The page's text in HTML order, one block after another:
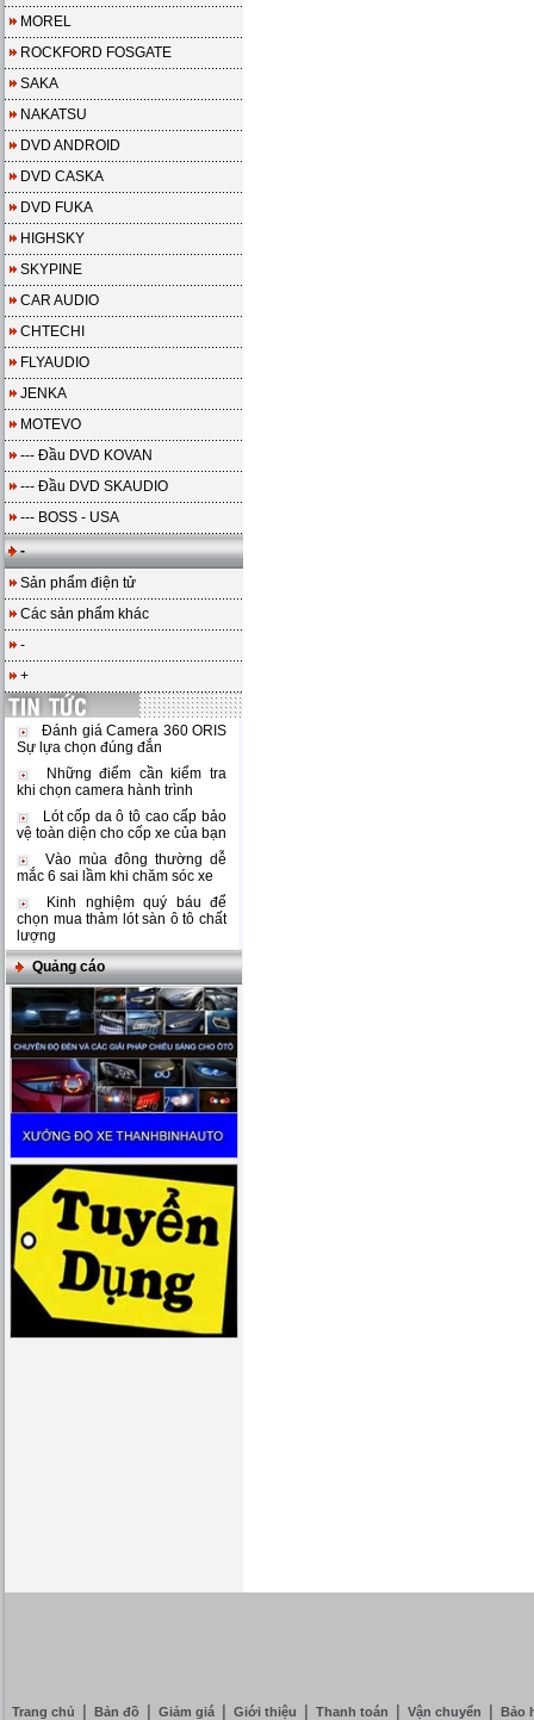
MOREL
ROCKFORD FOSGATE
SAKA
NAKATSU
DVD ANDROID
DVD CASKA
DVD FUKA
HIGHSKY
SKYPINE
CAR AUDIO
CHTECHI
FLYAUDIO
JENKA
MOTEVO
--- Đầu DVD KOVAN
--- Đầu DVD SKAUDIO
--- BOSS - USA
-
Sản phẩm điện tử
Các sản phẩm khác
-
+
Đánh giá Camera 360 ORIS
Sự lựa chọn đúng đắn
Những điểm cần kiểm tra
khi chọn camera hành trình
Lót cốp da ô tô cao cấp bảo
vệ toàn diện cho cốp xe của bạn
Vào mùa đông thường dễ
mắc 6 sai lầm khi chăm sóc xe
Kinh nghiệm quý báu để
chọn mua thảm lót sàn ô tô chất
lượng
Quảng cáo
Trang chủ Bản đồ Giảm giá Giới thiệu Thanh toán Vận chuyển Bảo